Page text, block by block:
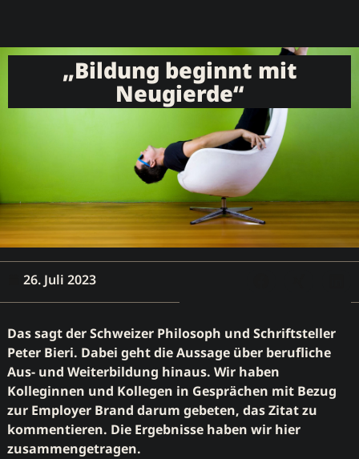
„Bildung beginnt mit
Neugierde“
26. Juli 2023
Das sagt der Schweizer Philosoph und Schriftsteller
Peter Bieri. Dabei geht die Aussage über berufliche
Aus- und Weiterbildung hinaus. Wir haben
Kolleginnen und Kollegen in Gesprächen mit Bezug
zur Employer Brand darum gebeten, das Zitat zu
kommentieren. Die Ergebnisse haben wir hier
zusammengetragen.